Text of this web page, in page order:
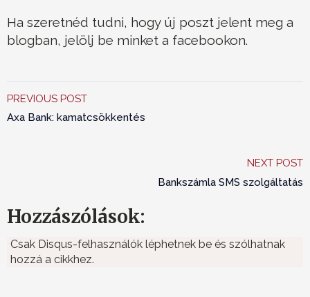
Ha szeretnéd tudni, hogy új poszt jelent meg a
blogban, jelölj be minket a facebookon.
PREVIOUS POST
Axa Bank: kamatcsökkentés
NEXT POST
Bankszámla SMS szolgáltatás
Hozzászólások:
Csak Disqus-felhasználók léphetnek be és szólhatnak
hozzá a cikkhez.